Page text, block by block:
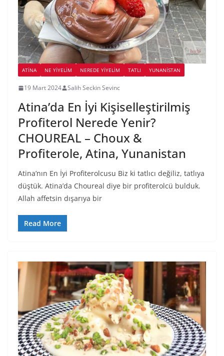
ATINA NE YİYELİM NEREDE YİYELİM TATLI YUNANISTAN
19 Mart 2024 Salih Seckin Sevinc
Atina’da En İyi Kişiselleştirilmiş
Profiterol Nerede Yenir?
CHOUREAL – Choux &
Profiterole, Atina, Yunanistan
Atina’nın En İyi Profiterolcusu Biz ki tatlıcı değiliz, tatlıya
düştük. Atina’da Choureal diye bir profiterolcü bulduk.
Allah affetsin dışarıya bir
Read More